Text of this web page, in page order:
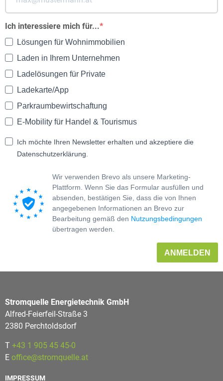
Ich interessiere mich für...
Lösungen für Wohnimmobilien
Laden in Ihrem Unternehmen
Ladelösungen für Private
Ladekarte/App
Parkraumbewirtschaftung
E-Mobility für Handel & Tourismus
Ich möchte Ihren Newsletter erhalten und akzeptiere die
Datenschutzerklärung.
Wir verwenden Brevo als unsere Marketing-
Plattform. Wenn Sie das Formular ausfüllen und
absenden, bestätigen Sie, dass die von Ihnen
angegebenen Informationen an Brevo zur
Bearbeitung gemäß den Nutzungsbedingungen
übertragen werden.
ANMELDEN
Stromquelle Energietechnik GmbH
Alfred-Feierfeil-Straße 3
2380 Perchtoldsdorf
T +43 1 905 45 45-0
E office@stromquelle.at
IMPRESSUM